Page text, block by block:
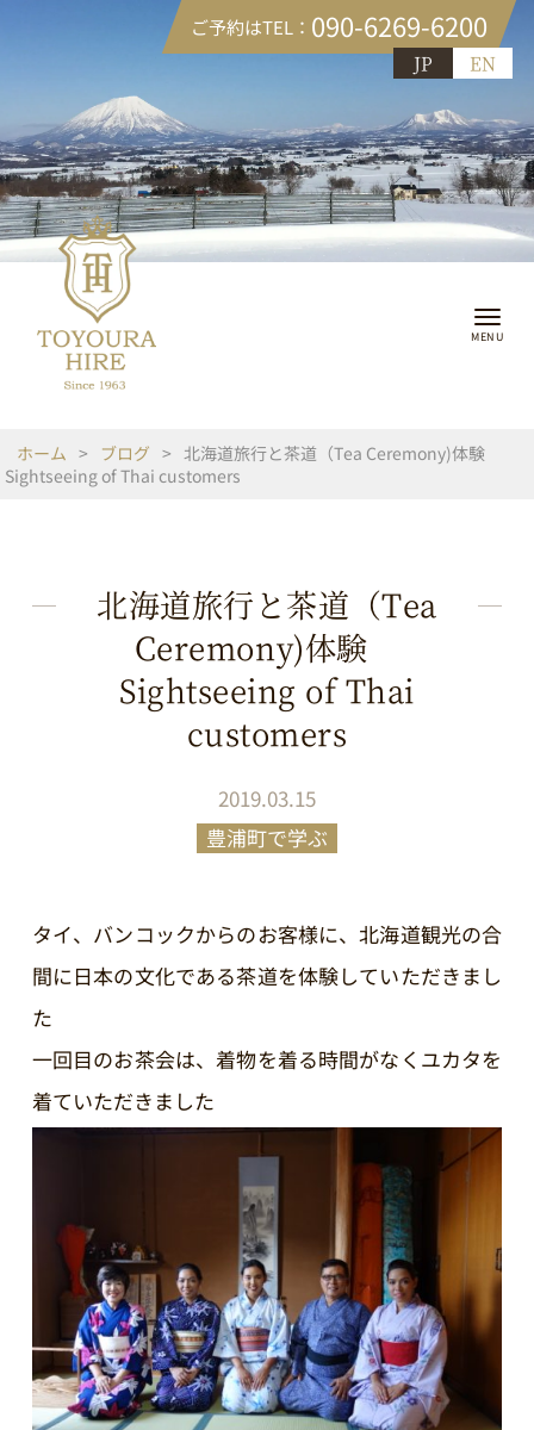
ご予約はTEL： 090-6269-6200
JP EN
ホーム > ブログ > 北海道旅行と茶道（Tea Ceremony)体験
Sightseeing of Thai customers
北海道旅行と茶道（Tea
Ceremony)体験
Sightseeing of Thai
customers
2019.03.15
豊浦町で学ぶ
タイ、バンコックからのお客様に、北海道観光の合
間に日本の文化である茶道を体験していただきまし
た
一回目のお茶会は、着物を着る時間がなくユカタを
着ていただきました